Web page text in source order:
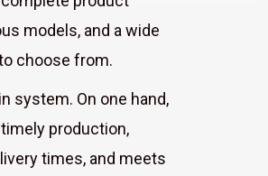
models, and a wide
choose from.
system. On one hand,
production,
times, and meets